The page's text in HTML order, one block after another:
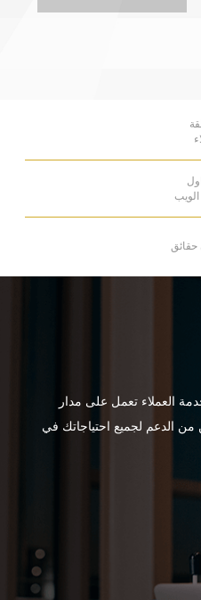
حقائق
العملاء تعمل على مدار
الدعم لجميع احتياجاتك في